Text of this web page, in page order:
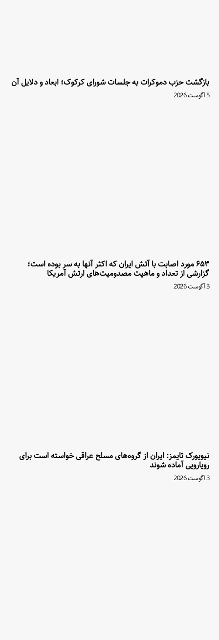
بازگشت حزب دموکرات به جلسات شورای کرکوک؛ ابعاد و دلایل آن
5 آگوست 2026
۶۵۳ مورد اصابت با آتش ایران که اکثر آنها به سر بوده است؛
گزارشی از تعداد و ماهیت مصدومیت‌های ارتش آمریکا
3 آگوست 2026
نیویورک تایمز: ایران از گروه‌های مسلح عراقی خواسته است برای
رویارویی آماده شوند
3 آگوست 2026